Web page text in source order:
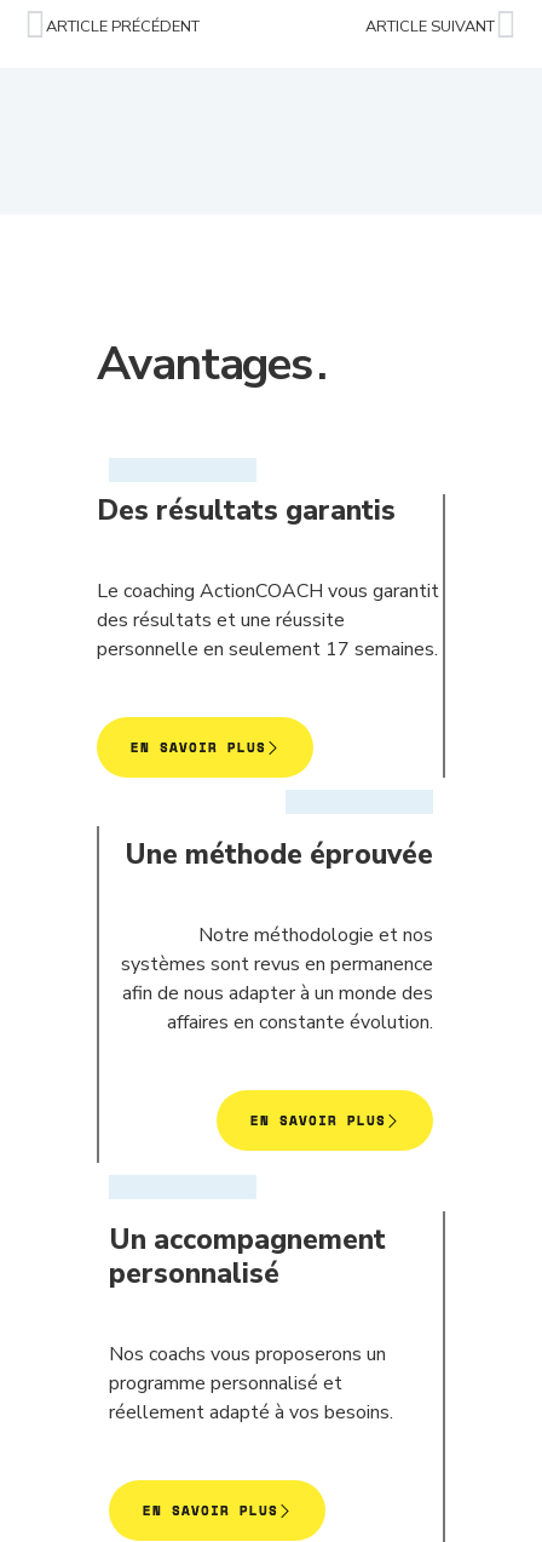
ARTICLE PRÉCÉDENT ARTICLE SUIVANT
Avantages.
Des résultats garantis
Le coaching ActionCOACH vous garantit
des résultats et une réussite
personnelle en seulement 17 semaines.
EN SAVOIR PLUS
Une méthode éprouvée
Notre méthodologie et nos
systèmes sont revus en permanence
afin de nous adapter à un monde des
affaires en constante évolution.
EN SAVOIR PLUS
Un accompagnement
personnalisé
Nos coachs vous proposerons un
programme personnalisé et
réellement adapté à vos besoins.
EN SAVOIR PLUS